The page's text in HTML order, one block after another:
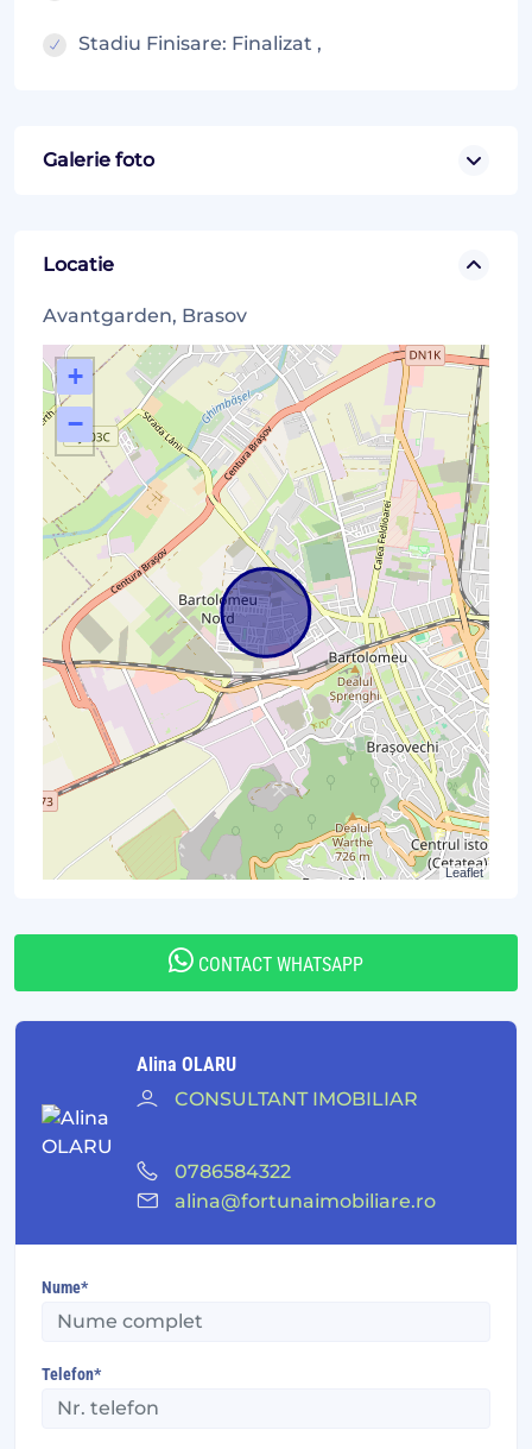
Stadiu Finisare: Finalizat ,
Galerie foto
Locatie
Avantgarden, Brasov
+
−
Leaflet
CONTACT WHATSAPP
Alina OLARU
CONSULTANT IMOBILIAR
0786584322
alina@fortunaimobiliare.ro
Nume*
Telefon*